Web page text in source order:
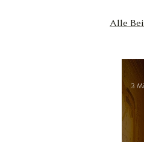
Alle
3